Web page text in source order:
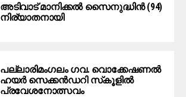
അടിവാട് മാനിക്കല്‍ സൈനുദ്ധിന്‍ (94)
നിര്യാതനായി
പല്ലാരിമംഗലം ഗവ. വൊക്കേഷണല്‍
ഹയര്‍ സെക്കന്‍ഡറി സ്‌കൂളില്‍
പ്രവേശനോത്സവം